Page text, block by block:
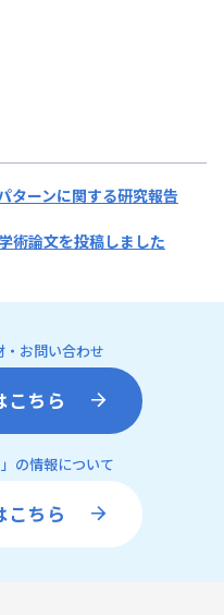
ターンに関する研究報告
術論文を投稿しました
お問い合わせ
こちら
の情報について
こちら